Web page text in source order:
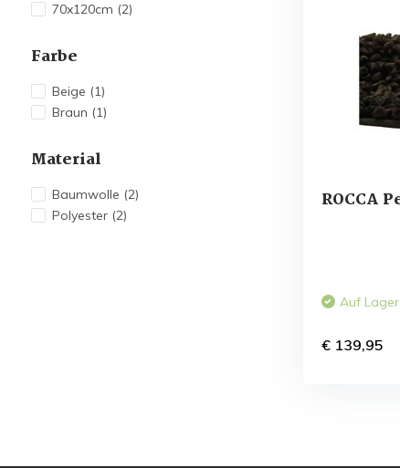
70x120cm (2)
Farbe
Beige (1)
Braun (1)
Material
Baumwolle (2)
Polyester (2)
ROCCA
Auf Lager
€ 139,95